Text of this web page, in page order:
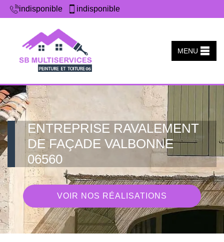
indisponible indisponible
MENU
ENTREPRISE RAVALEMENT
DE FAÇADE VALBONNE
06560
VOIR NOS RÉALISATIONS